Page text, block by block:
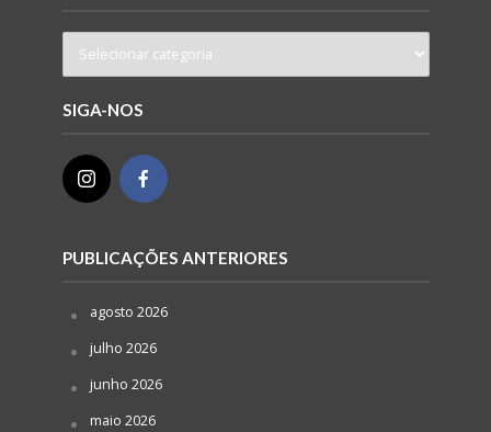
SIGA-NOS
PUBLICAÇÕES ANTERIORES
agosto 2026
julho 2026
junho 2026
maio 2026